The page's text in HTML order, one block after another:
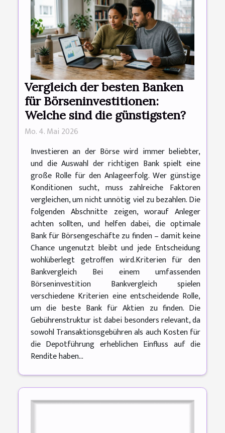
Vergleich der besten Banken
für Börseninvestitionen:
Welche sind die günstigsten?
Mo. 4. Mai 2026
Investieren an der Börse wird immer beliebter,
und die Auswahl der richtigen Bank spielt eine
große Rolle für den Anlageerfolg. Wer günstige
Konditionen sucht, muss zahlreiche Faktoren
vergleichen, um nicht unnötig viel zu bezahlen. Die
folgenden Abschnitte zeigen, worauf Anleger
achten sollten, und helfen dabei, die optimale
Bank für Börsengeschäfte zu finden – damit keine
Chance ungenutzt bleibt und jede Entscheidung
wohlüberlegt getroffen wird.Kriterien für den
Bankvergleich Bei einem umfassenden
Börseninvestition Bankvergleich spielen
verschiedene Kriterien eine entscheidende Rolle,
um die beste Bank für Aktien zu finden. Die
Gebührenstruktur ist dabei besonders relevant, da
sowohl Transaktionsgebühren als auch Kosten für
die Depotführung erheblichen Einfluss auf die
Rendite haben...